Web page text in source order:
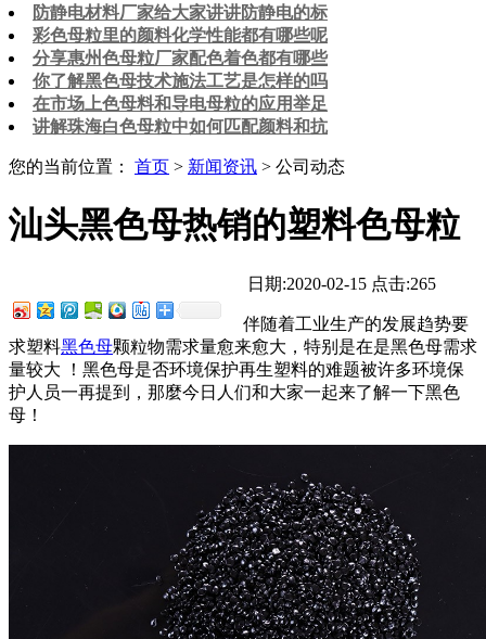
防静电材料厂家给大家讲讲防静电的标
彩色母粒里的颜料化学性能都有哪些呢
分享惠州色母粒厂家配色着色都有哪些
你了解黑色母技术施法工艺是怎样的吗
在市场上色母料和导电母粒的应用举足
讲解珠海白色母粒中如何匹配颜料和抗
您的当前位置： 首页 > 新闻资讯 > 公司动态
汕头黑色母热销的塑料色母粒
日期:2020-02-15 点击:265
伴随着工业生产的发展趋势要
求塑料黑色母颗粒物需求量愈来愈大，特别是在是黑色母需求
量较大 ！黑色母是否环境保护再生塑料的难题被许多环境保
护人员一再提到，那麼今日人们和大家一起来了解一下黑色
母！